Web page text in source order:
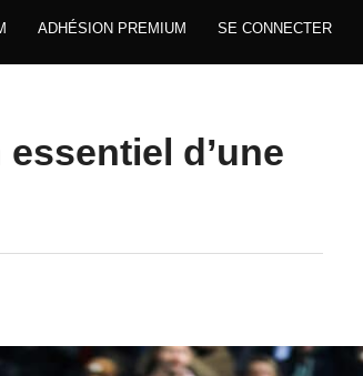
ADHÉSION PREMIUM SE CONNECTER
d’une